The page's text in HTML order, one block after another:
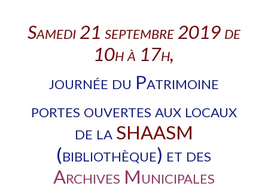
Samedi 21 septembre 2019 de
10h à 17h,
journée du Patrimoine
portes ouvertes aux locaux
de laSHAASM
(bibliothèque) et des
Archives Municipales